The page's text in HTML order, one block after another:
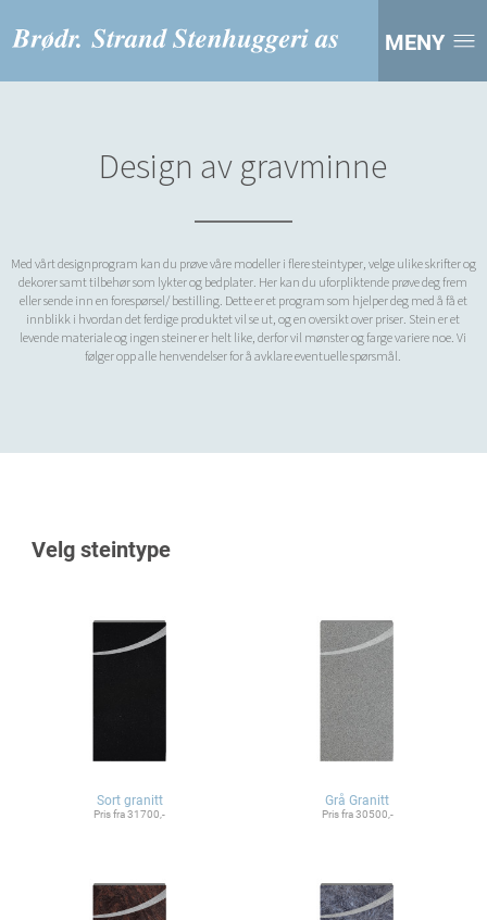
MENY
Design av gravminne
Med vårt designprogram kan du prøve våre modeller i flere steintyper, velge ulike skrifter og
dekorer samt tilbehør som lykter og bedplater. Her kan du uforpliktende prøve deg frem
eller sende inn en forespørsel/ bestilling. Dette er et program som hjelper deg med å få et
innblikk i hvordan det ferdige produktet vil se ut, og en oversikt over priser. Stein er et
levende materiale og ingen steiner er helt like, derfor vil mønster og farge variere noe. Vi
følger opp alle henvendelser for å avklare eventuelle spørsmål.
Velg steintype
Sort granitt
Pris fra 31700,-
Grå Granitt
Pris fra 30500,-